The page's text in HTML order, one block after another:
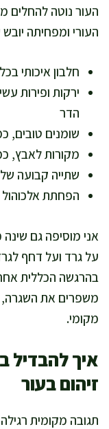
העור נוטה להחלים
העורי ומפחיתה
חלבון איכותי
הדר
שומנים טובים,
מקורות לאבץ,
שתייה קבועה
הפחתת
אני מוסיפה גם
על גרד ועל דחף
בהרגשה הכללית
משפרים את השגרה,
מקומי.
איך להבדיל
זיהום בעור
תגובה מקומית